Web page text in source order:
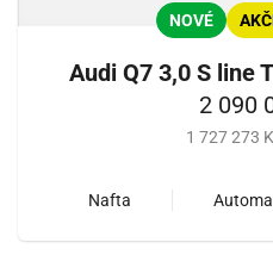
NOVÉ
Audi Q7 3,0 S line
2 090
1 727 273
Nafta